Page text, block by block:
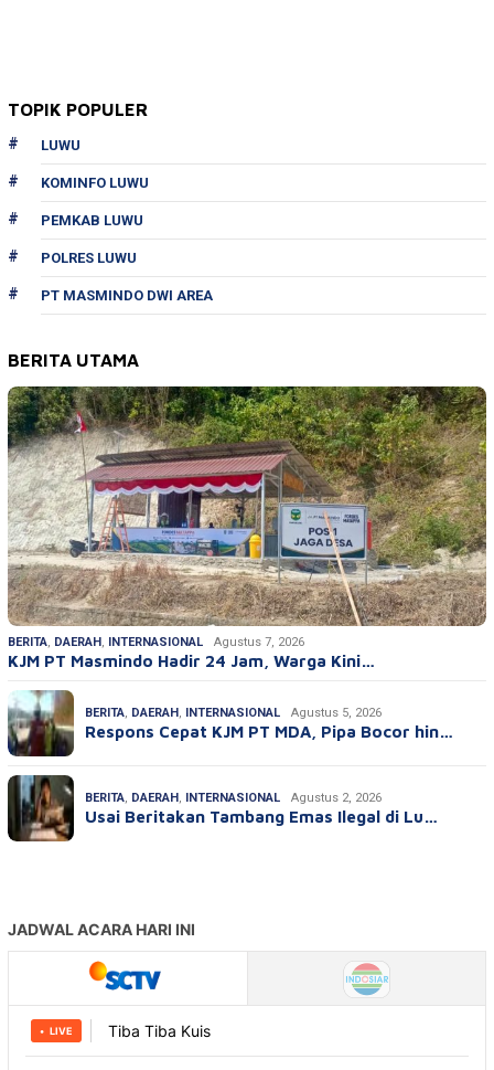
TOPIK POPULER
LUWU
KOMINFO LUWU
PEMKAB LUWU
POLRES LUWU
PT MASMINDO DWI AREA
BERITA UTAMA
BERITA DAERAH INTERNASIONAL Agustus 7, 2026
KJM PT Masmindo Hadir 24 Jam, Warga Kini…
BERITA DAERAH INTERNASIONAL Agustus 5, 2026
Respons Cepat KJM PT MDA, Pipa Bocor hin…
BERITA DAERAH INTERNASIONAL Agustus 2, 2026
Usai Beritakan Tambang Emas Ilegal di Lu…